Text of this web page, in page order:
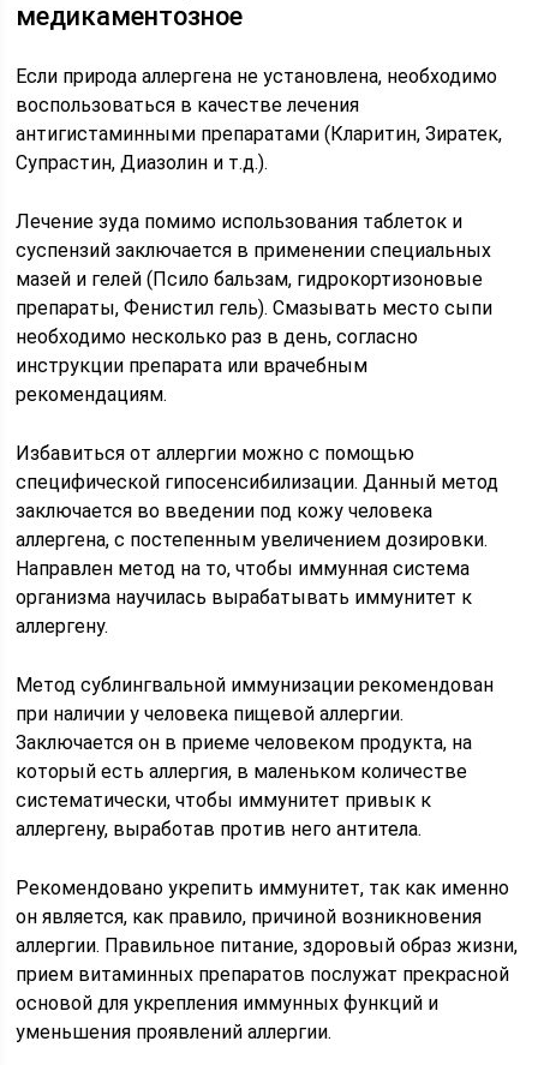
медикаментозное
Если природа аллергена не установлена, необходимо
воспользоваться в качестве лечения
антигистаминными препаратами (Кларитин, Зиратек,
Супрастин, Диазолин и т.д.).
Лечение зуда помимо использования таблеток и
суспензий заключается в применении специальных
мазей и гелей (Псило бальзам, гидрокортизоновые
препараты, Фенистил гель). Смазывать место сыпи
необходимо несколько раз в день, согласно
инструкции препарата или врачебным
рекомендациям.
Избавиться от аллергии можно с помощью
специфической гипосенсибилизации. Данный метод
заключается во введении под кожу человека
аллергена, с постепенным увеличением дозировки.
Направлен метод на то, чтобы иммунная система
организма научилась вырабатывать иммунитет к
аллергену.
Метод сублингвальной иммунизации рекомендован
при наличии у человека пищевой аллергии.
Заключается он в приеме человеком продукта, на
который есть аллергия, в маленьком количестве
систематически, чтобы иммунитет привык к
аллергену, выработав против него антитела.
Рекомендовано укрепить иммунитет, так как именно
он является, как правило, причиной возникновения
аллергии. Правильное питание, здоровый образ жизни,
прием витаминных препаратов послужат прекрасной
основой для укрепления иммунных функций и
уменьшения проявлений аллергии.